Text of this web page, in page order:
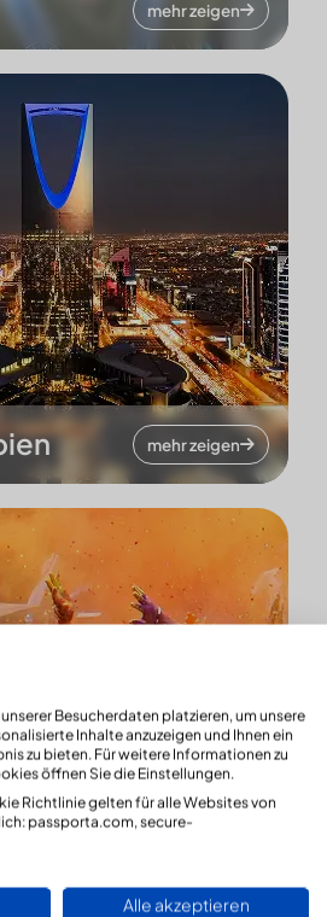
mehr zeigen
mehr zeigen
Besucherdaten platzieren, um unsere
Inhalte anzuzeigen und Ihnen ein
zu bieten. Für weitere Informationen zu
öffnen Sie die Einstellungen.
Richtlinie gelten für alle Websites von
passporta.com, secure-
Alle akzeptieren